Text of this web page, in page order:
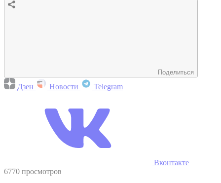
Поделиться
Дзен Новости Telegram
Вконтакте
6770 просмотров